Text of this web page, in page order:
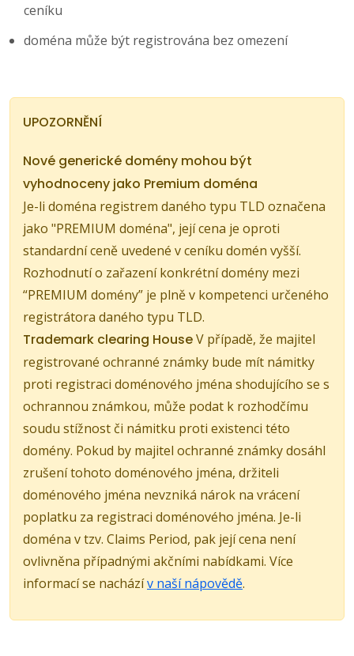
ceníku
doména může být registrována bez omezení
UPOZORNĚNÍ
Nové generické domény mohou být
vyhodnoceny jako Premium doména
Je-li doména registrem daného typu TLD označena
jako "PREMIUM doména", její cena je oproti
standardní ceně uvedené v ceníku domén vyšší.
Rozhodnutí o zařazení konkrétní domény mezi
“PREMIUM domény” je plně v kompetenci určeného
registrátora daného typu TLD.
Trademark clearing HouseV případě, že majitel
registrované ochranné známky bude mít námitky
proti registraci doménového jména shodujícího se s
ochrannou známkou, může podat k rozhodčímu
soudu stížnost či námitku proti existenci této
domény. Pokud by majitel ochranné známky dosáhl
zrušení tohoto doménového jména, držiteli
doménového jména nevzniká nárok na vrácení
poplatku za registraci doménového jména. Je-li
doména v tzv. Claims Period, pak její cena není
ovlivněna případnými akčními nabídkami. Více
informací se nacházív naší nápovědě.